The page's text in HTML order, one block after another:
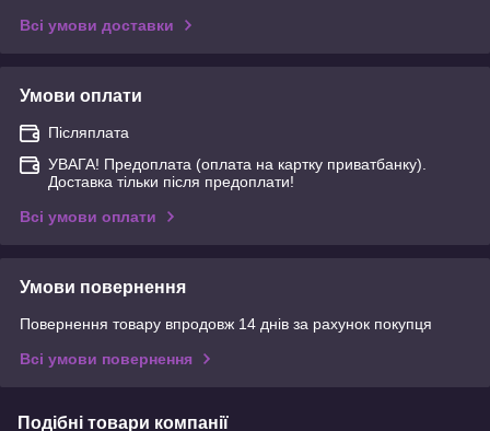
Всі умови доставки
Умови оплати
Післяплата
УВАГА! Предоплата (оплата на картку приватбанку).
Доставка тільки після предоплати!
Всі умови оплати
Умови повернення
Повернення товару впродовж 14 днів за рахунок покупця
Всі умови повернення
Подібні товари компанії